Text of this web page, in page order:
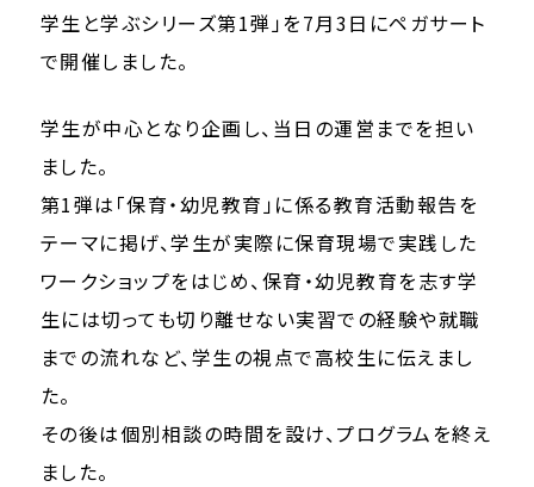
学生と学ぶシリーズ第1弾」を7月3日にペガサート
で開催しました。
学生が中心となり企画し、当日の運営までを担い
ました。
第1弾は「保育・幼児教育」に係る教育活動報告を
テーマに掲げ、学生が実際に保育現場で実践した
ワークショップをはじめ、保育・幼児教育を志す学
生には切っても切り離せない実習での経験や就職
までの流れなど、学生の視点で高校生に伝えまし
た。
その後は個別相談の時間を設け、プログラムを終え
ました。